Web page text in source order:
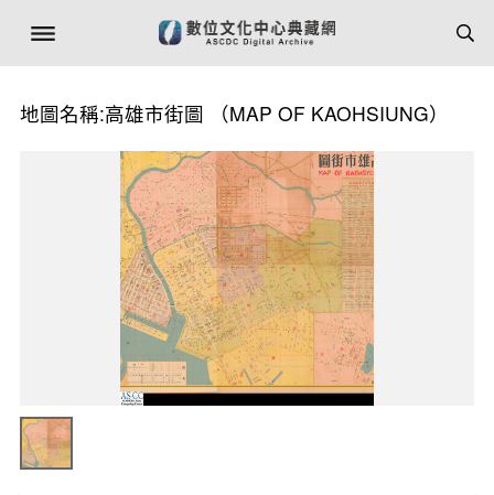
地圖名稱:高雄市街圖 （MAP OF KAOHSIUNG）